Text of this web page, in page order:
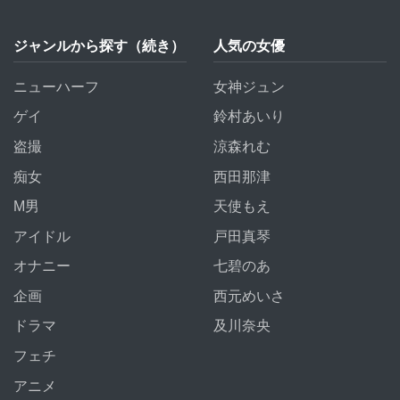
ジャンルから探す（続き）
ニューハーフ
ゲイ
盗撮
痴女
M男
アイドル
オナニー
企画
ドラマ
フェチ
アニメ
人気の女優
女神ジュン
鈴村あいり
涼森れむ
西田那津
天使もえ
戸田真琴
七碧のあ
西元めいさ
及川奈央